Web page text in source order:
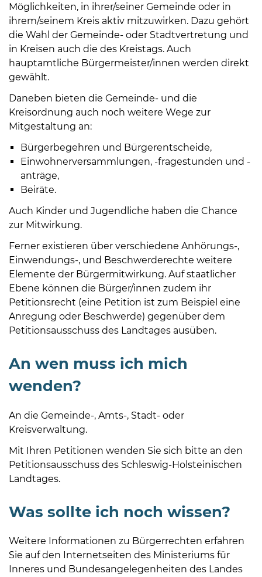
sowie
außerhalb
der
Öffnungszeiten
Vereinbarung.
Möglichkeiten, in ihrer/seiner Gemeinde oder in
ihrem/seinem Kreis aktiv mitzuwirken. Dazu gehört
die Wahl der Gemeinde- oder Stadtvertretung und
in Kreisen auch die des Kreistags. Auch
hauptamtliche Bürgermeister/innen werden direkt
gewählt.
Daneben bieten die Gemeinde- und die
Kreisordnung auch noch weitere Wege zur
Mitgestaltung an:
Bürgerbegehren und Bürgerentscheide,
Einwohnerversammlungen, -fragestunden und -
anträge,
Beiräte.
Auch Kinder und Jugendliche haben die Chance
zur Mitwirkung.
Ferner existieren über verschiedene Anhörungs-,
Einwendungs-, und Beschwerderechte weitere
Elemente der Bürgermitwirkung. Auf staatlicher
Ebene können die Bürger/innen zudem ihr
Petitionsrecht (eine Petition ist zum Beispiel eine
Anregung oder Beschwerde) gegenüber dem
Petitionsausschuss des Landtages ausüben.
An wen muss ich mich
wenden?
An die Gemeinde-, Amts-, Stadt- oder
Kreisverwaltung.
Mit Ihren Petitionen wenden Sie sich bitte an den
Petitionsausschuss des Schleswig-Holsteinischen
Landtages.
Was sollte ich noch wissen?
Weitere Informationen zu Bürgerrechten erfahren
Sie auf den Internetseiten des Ministeriums für
Inneres und Bundesangelegenheiten des Landes